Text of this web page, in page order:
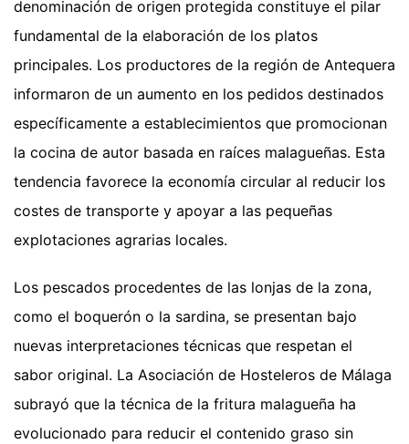
denominación de origen protegida constituye el pilar
fundamental de la elaboración de los platos
principales. Los productores de la región de Antequera
informaron de un aumento en los pedidos destinados
específicamente a establecimientos que promocionan
la cocina de autor basada en raíces malagueñas. Esta
tendencia favorece la economía circular al reducir los
costes de transporte y apoyar a las pequeñas
explotaciones agrarias locales.
Los pescados procedentes de las lonjas de la zona,
como el boquerón o la sardina, se presentan bajo
nuevas interpretaciones técnicas que respetan el
sabor original. La Asociación de Hosteleros de Málaga
subrayó que la técnica de la fritura malagueña ha
evolucionado para reducir el contenido graso sin